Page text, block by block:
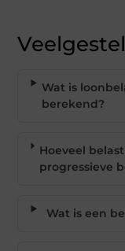
Wat is
berekend?
Hoeveel
progressieve
Wat is een